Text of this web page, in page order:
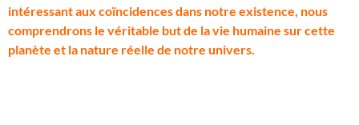
intéressant aux coïncidences dans notre existence, nous
comprendrons le véritable but de la vie humaine sur cette
planète et la nature réelle de notre univers.